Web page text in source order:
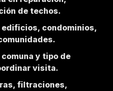
de techos.
condominios,
y tipo de
visita.
filtraciones,